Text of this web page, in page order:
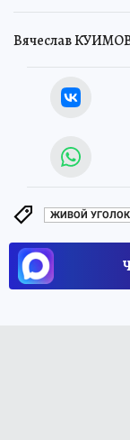
Вячеслав
ЖИВОЙ УГОЛОК